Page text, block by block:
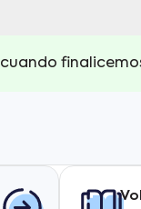
cuando